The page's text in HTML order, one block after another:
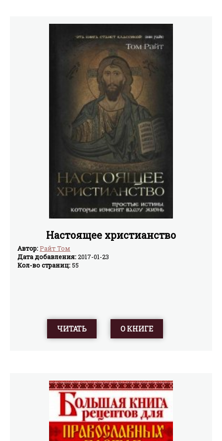
Настоящее христианство
Автор:Райт Том
Дата добавления:2017-01-23
Кол-во страниц: 55
ЧИТАТЬ О КНИГЕ